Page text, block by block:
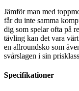
Jämför man med
får du inte samma
dig som spelar ofta på
tävling kan det vara
en allroundsko som
svårslagen i sin
Specifikationer